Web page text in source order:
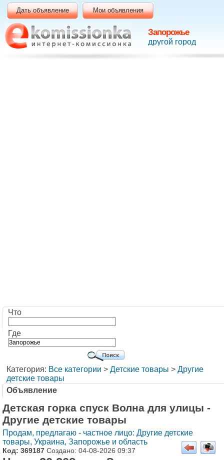
Запорожье
другой город
Дать объявление Мои объявления
Что
Где
Категория: Все категории > Детские товары > Другие
детские товары
Объявление
Детская горка спуск Волна для улицы -
Другие детские товары
Продам, предлагаю - частное лицо: Другие детские
товары, Украина, Запорожье и область
Код: 369187 Создано: 04-08-2026 09:37